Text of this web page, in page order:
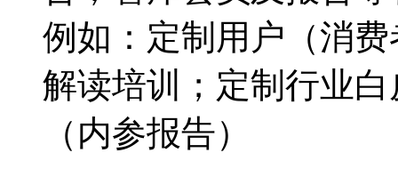
例如：定制用户（消
解读培训；定制行业
（内参报告）